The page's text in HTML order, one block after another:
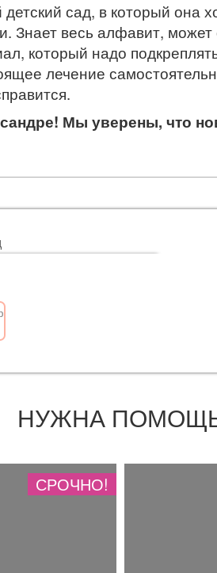
сад, в который она
Знает весь алфавит,
который надо
лечение
Мы уверены, что
НУЖНА
СРОЧНО!